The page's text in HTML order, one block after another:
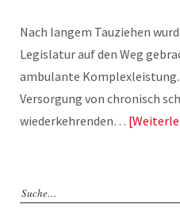
Nach langem Tauziehen
Legislatur auf den Weg
ambulante
Versorgung von chronisch
wiederkehrenden…